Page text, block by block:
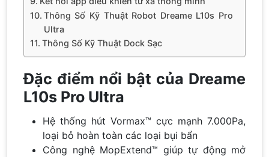
Thông Số Kỹ Thuật Robot Dreame L10s Pro
Ultra
Thông Số Kỹ Thuật Dock Sạc
Đặc điểm nổi bật của Dreame
L10s Pro Ultra
Hệ thống hút Vormax™ cực mạnh 7.000Pa,
loại bỏ hoàn toàn các loại bụi bẩn
Công nghệ MopExtend™ giúp tự động mở